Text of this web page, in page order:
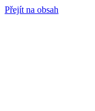
Přejít na obsah